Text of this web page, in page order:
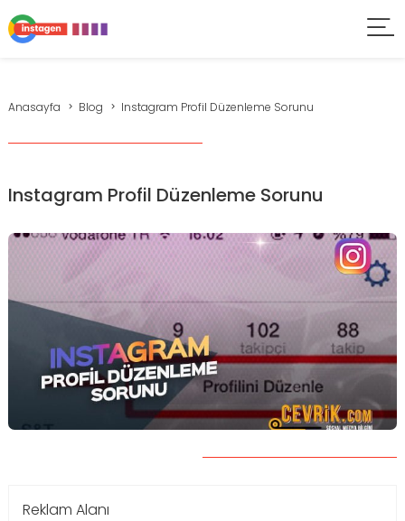
Anasayfa Blog Instagram Profil Düzenleme Sorunu
Instagram Profil Düzenleme Sorunu
Reklam Alanı